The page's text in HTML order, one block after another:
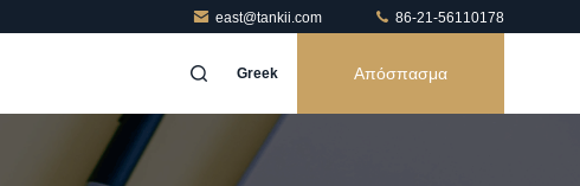
east@tankii.com 86-21-56110178
Greek Απόσπασμα